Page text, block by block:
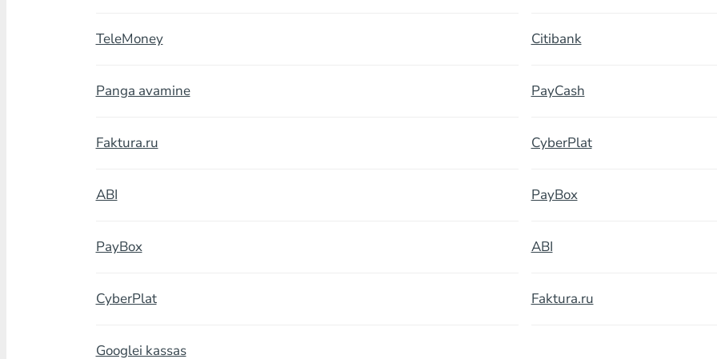
TeleMoney Citibank
Panga avamine PayCash
Faktura.ru CyberPlat
ABI PayBox
PayBox ABI
CyberPlat Faktura.ru
Googlei kassas